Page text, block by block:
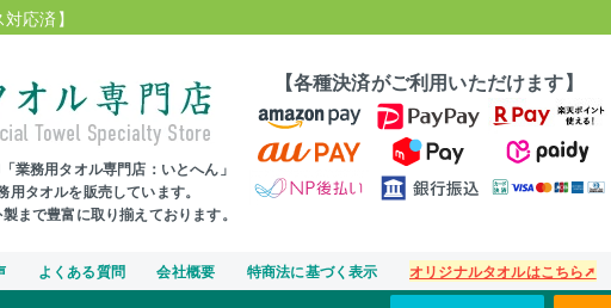
応済】
業務用タオル専門店：いとへん」
タオルを販売しています。
まで豊富に取り揃えております。
【各種決済がご利用いただけます】
よくある質問 会社概要 特商法に基づく表示 オリジナルタオルはこちら➚